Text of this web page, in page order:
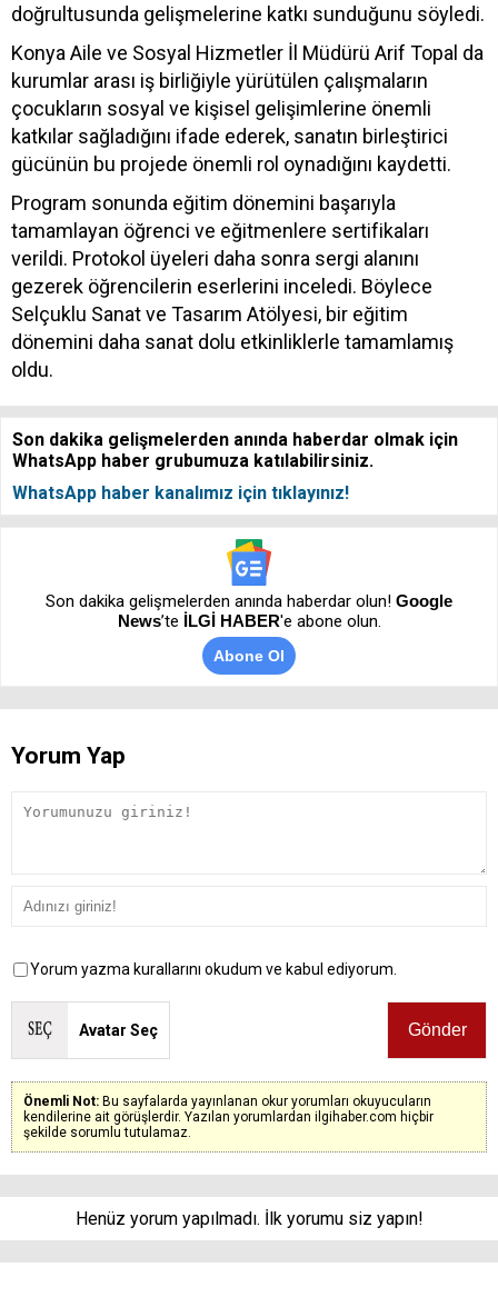
doğrultusunda gelişmelerine katkı sunduğunu söyledi.
Konya Aile ve Sosyal Hizmetler İl Müdürü Arif Topal da
kurumlar arası iş birliğiyle yürütülen çalışmaların
çocukların sosyal ve kişisel gelişimlerine önemli
katkılar sağladığını ifade ederek, sanatın birleştirici
gücünün bu projede önemli rol oynadığını kaydetti.
Program sonunda eğitim dönemini başarıyla
tamamlayan öğrenci ve eğitmenlere sertifikaları
verildi. Protokol üyeleri daha sonra sergi alanını
gezerek öğrencilerin eserlerini inceledi. Böylece
Selçuklu Sanat ve Tasarım Atölyesi, bir eğitim
dönemini daha sanat dolu etkinliklerle tamamlamış
oldu.
Son dakika gelişmelerden anında haberdar olmak için
WhatsApp haber grubumuza katılabilirsiniz.
WhatsApp haber kanalımız için tıklayınız!
Son dakika gelişmelerden anında haberdar olun! Google
News’te İLGİ HABER'e abone olun.
Abone Ol
Yorum Yap
Yorum yazma kurallarını okudum ve kabul ediyorum.
Avatar Seç
Önemli Not: Bu sayfalarda yayınlanan okur yorumları okuyucuların
kendilerine ait görüşlerdir. Yazılan yorumlardan ilgihaber.com hiçbir
şekilde sorumlu tutulamaz.
Henüz yorum yapılmadı. İlk yorumu siz yapın!